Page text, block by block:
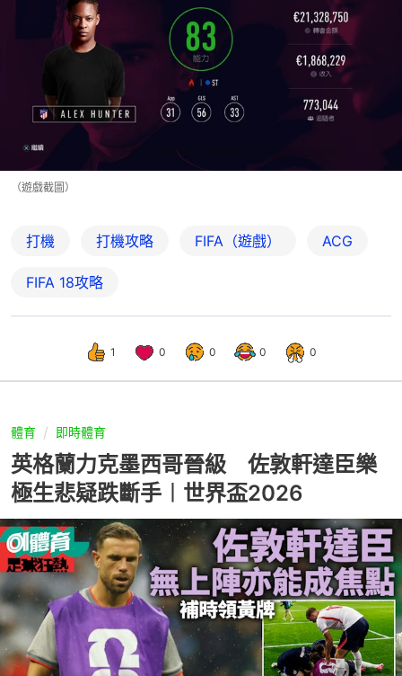
（遊戲截圖）
打機 打機攻略 FIFA（遊戲） ACG
FIFA 18攻略
1 0 0 0 0
體育 即時體育
英格蘭力克墨西哥晉級 佐敦軒達臣樂
極生悲疑跌斷手︱世界盃2026